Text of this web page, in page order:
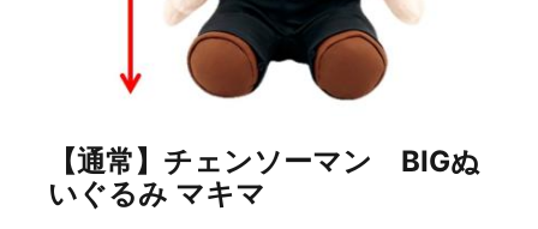
【通常】チェンソーマン BIGぬ
いぐるみ マキマ